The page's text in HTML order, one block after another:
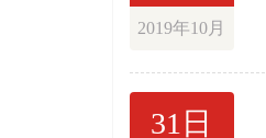
2019年10月
31日